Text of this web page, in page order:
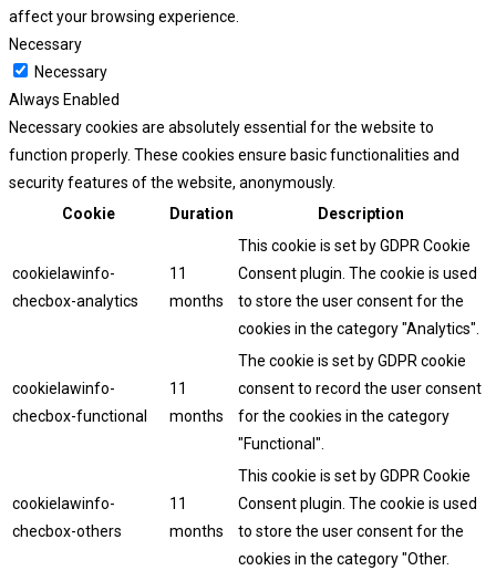
affect your browsing experience.
Necessary
Necessary
Always Enabled
Necessary cookies are absolutely essential for the website to
function properly. These cookies ensure basic functionalities and
security features of the website, anonymously.
Cookie
Duration Description
cookielawinfo-
checbox-analytics
11
months
This cookie is set by GDPR Cookie
Consent plugin. The cookie is used
to store the user consent for the
cookies in the category "Analytics".
cookielawinfo-
checbox-functional
11
months
The cookie is set by GDPR cookie
consent to record the user consent
for the cookies in the category
"Functional".
cookielawinfo-
checbox-others
11
months
This cookie is set by GDPR Cookie
Consent plugin. The cookie is used
to store the user consent for the
cookies in the category "Other.